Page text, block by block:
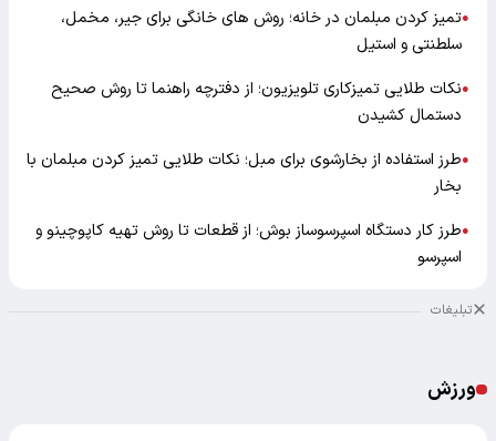
●تمیز کردن مبلمان در خانه؛ روش های خانگی برای جیر، مخمل،
سلطنتی و استیل
●نکات طلایی تمیزکاری تلویزیون؛ از دفترچه راهنما تا روش صحیح
دستمال کشیدن
●طرز استفاده از بخارشوی برای مبل؛ نکات طلایی تمیز کردن مبلمان با
بخار
●طرز کار دستگاه اسپرسوساز بوش؛ از قطعات تا روش تهیه کاپوچینو و
اسپرسو
تبلیغات
ورزش